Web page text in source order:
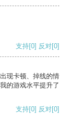
支持[0] 反对[0]
现卡顿、掉线的情
的游戏水平提升了
支持[0] 反对[0]